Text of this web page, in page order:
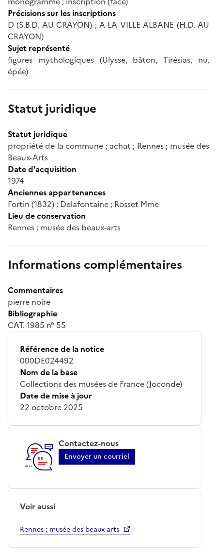
Précisions sur les inscriptions
D (S.B.D. AU CRAYON) ; A LA VILLE ALBANE (H.D. AU
CRAYON)
Sujet représenté
figures mythologiques (Ulysse, bâton, Tirésias, nu,
épée)
Statut juridique
Statut juridique
propriété de la commune ; achat ; Rennes ; musée des
Beaux-Arts
Date d'acquisition
1974
Anciennes appartenances
Fortin (1832) ; Delafontaine ; Rosset Mme
Lieu de conservation
Rennes ; musée des beaux-arts
Informations complémentaires
Commentaires
pierre noire
Bibliographie
CAT. 1985 n° 55
Référence de la notice
000DE024492
Nom de la base
Collections des musées de France (Joconde)
Date de mise à jour
22 octobre 2025
Contactez-nous
Envoyer un courriel
Voir aussi
Rennes ; musée des beaux-arts